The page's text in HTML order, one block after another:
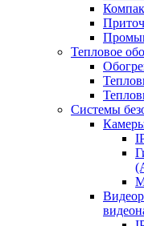
Тепловое
Системы